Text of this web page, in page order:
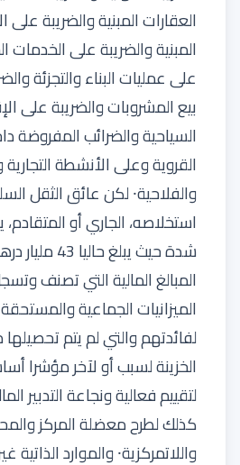
العقارات المبنية والضريبة على
المبنية والضريبة على الخدمات
على عمليات البناء والتجزئة
بيع المشروبات والضريبة على
السياحية والضرائب المفروضة
القروية وعلى الأنشطة
والفلاحية⸱ لكن عائق الثقل
استخلاصه، الجاري أو
شدة حيث يبلغ
المبالغ المالية التي تصنف
الميزانيات الجماعية
لفائدتهم والتي لم يتم
الخزينة لسبب أو لآخر مؤشرا
لتقييم فعالية ونجاعة التدبير
كذلك لطرح معضلة المركز
واللاتمركزية⸱ والموارد الذاتية